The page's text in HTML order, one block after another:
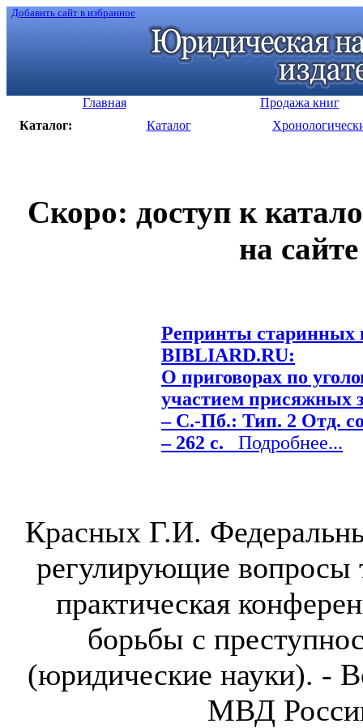
Добавить сайт в избранное
Главная
Продажа книг
Каталог:
Каталог
Скоро: доступ к
на
Репринты старинных
BIBLIARD.RU:
О приговорах по
участием присяжных
– С.-Пб.: Тип. 2 Отд.
– 262 с. Подробнее...
Красных Г.И.
регулирующие вопросы
практическая
борьбы с
(юридические науки). -
МВД